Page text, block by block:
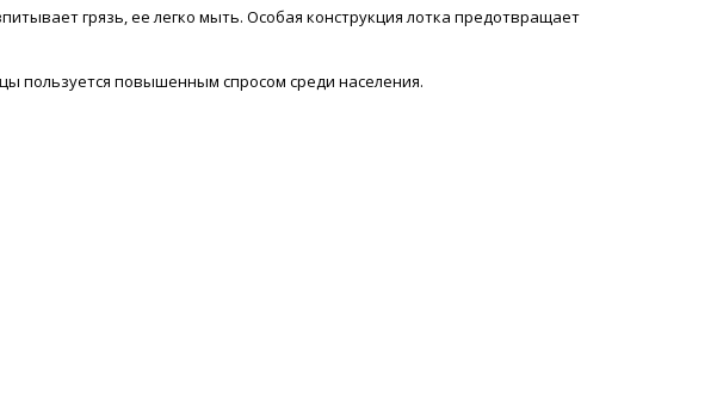
грязь, ее легко мыть. Особая конструкция лотка предотвращает
пользуется повышенным спросом среди населения.